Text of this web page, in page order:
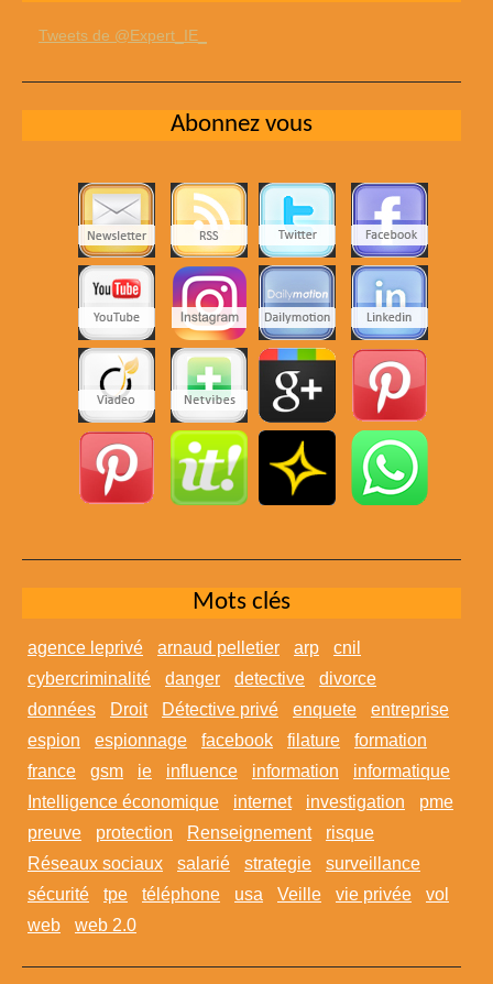
Tweets de @Expert_IE_
Abonnez vous
Mots clés
agence leprivé arnaud pelletier arp
cnil
cybercriminalité
danger detective
divorce
données
Droit Détective privé enquete
entreprise
espion
espionnage facebook filature
formation
france
gsm ie influence information
informatique
Intelligence économique
internet investigation
pme
preuve
protection Renseignement
risque
Réseaux sociaux
salarié strategie
surveillance
sécurité
tpe téléphone usa Veille vie privée
vol
web
web 2.0